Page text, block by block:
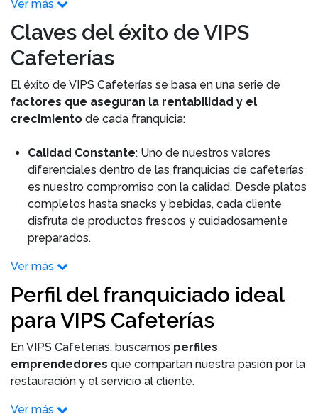
Ver más
Claves del éxito de VIPS
Cafeterías
El éxito de VIPS Cafeterías se basa en una serie de
factores que aseguran la rentabilidad y el
crecimiento de cada franquicia:
Calidad Constante: Uno de nuestros valores
diferenciales dentro de las franquicias de cafeterías
es nuestro compromiso con la calidad. Desde platos
completos hasta snacks y bebidas, cada cliente
disfruta de productos frescos y cuidadosamente
preparados.
Ver más
Perfil del franquiciado ideal
para VIPS Cafeterías
En VIPS Cafeterías, buscamos perfiles
emprendedores que compartan nuestra pasión por la
restauración y el servicio al cliente.
Ver más